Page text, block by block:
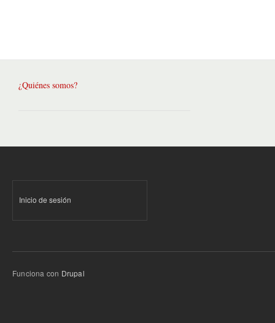
¿Quiénes somos?
Inicio de sesión
Funciona con Drupal